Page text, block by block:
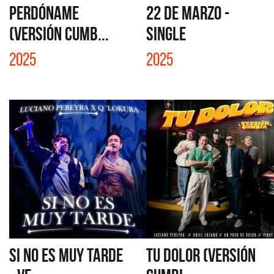
PERDÓNAME
(VERSIÓN CUMB...
2025
22 DE MARZO -
SINGLE
2025
SI NO ES MUY TARDE
TU DOLOR (VERSIÓN